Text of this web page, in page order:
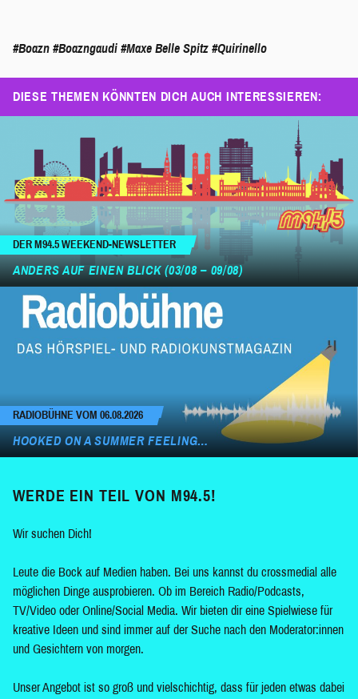
#Boazn #Boazngaudi #Maxe Belle Spitz #Quirinello
DIESE THEMEN KÖNNTEN DICH AUCH INTERESSIEREN:
DER M94.5 WEEKEND-NEWSLETTER
ANDERS AUF EINEN BLICK (03/08 – 09/08)
RADIOBÜHNE VOM 06.08.2026
HOOKED ON A SUMMER FEELING…
WERDE EIN TEIL VON M94.5!
Wir suchen Dich!
Leute die Bock auf Medien haben. Bei uns kannst du crossmedial alle
möglichen Dinge ausprobieren. Ob im Bereich Radio/Podcasts,
TV/Video oder Online/Social Media. Wir bieten dir eine Spielwiese für
kreative Ideen und sind immer auf der Suche nach den Moderator:innen
und Gesichtern von morgen.
Unser Angebot ist so groß und vielschichtig, dass für jeden etwas dabei